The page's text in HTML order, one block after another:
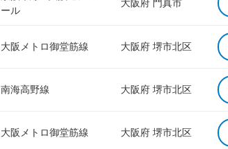
ール
大阪府 門真市
大阪メトロ御堂筋線 大阪府 堺市北区
南海高野線 大阪府 堺市北区
大阪メトロ御堂筋線 大阪府 堺市北区